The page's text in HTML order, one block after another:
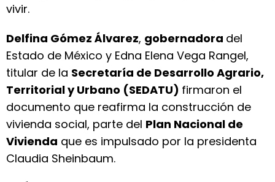
vivir.
Delfina Gómez Álvarez, gobernadora del
Estado de México y Edna Elena Vega Rangel,
titular de la Secretaría de Desarrollo Agrario,
Territorial y Urbano (SEDATU) firmaron el
documento que reafirma la construcción de
vivienda social, parte del Plan Nacional de
Vivienda que es impulsado por la presidenta
Claudia Sheinbaum.